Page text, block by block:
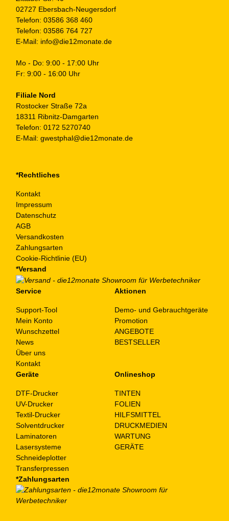
02727 Ebersbach-Neugersdorf
Telefon: 03586 368 460
Telefon: 03586 764 727
E-Mail: info@die12monate.de
Mo - Do: 9:00 - 17:00 Uhr
Fr: 9:00 - 16:00 Uhr
Filiale Nord
Rostocker Straße 72a
18311 Ribnitz-Damgarten
Telefon: 0172 5270740
E-Mail: gwestphal@die12monate.de
*Rechtliches
Kontakt
Impressum
Datenschutz
AGB
Versandkosten
Zahlungsarten
Cookie-Richtlinie (EU)
*Versand
Service
Support-Tool
Mein Konto
Wunschzettel
News
Über uns
Kontakt
Aktionen
Demo- und Gebrauchtgeräte
Promotion
ANGEBOTE
BESTSELLER
Geräte
DTF-Drucker
UV-Drucker
Textil-Drucker
Solventdrucker
Laminatoren
Lasersysteme
Schneideplotter
Transferpressen
Onlineshop
TINTEN
FOLIEN
HILFSMITTEL
DRUCKMEDIEN
WARTUNG
GERÄTE
*Zahlungsarten